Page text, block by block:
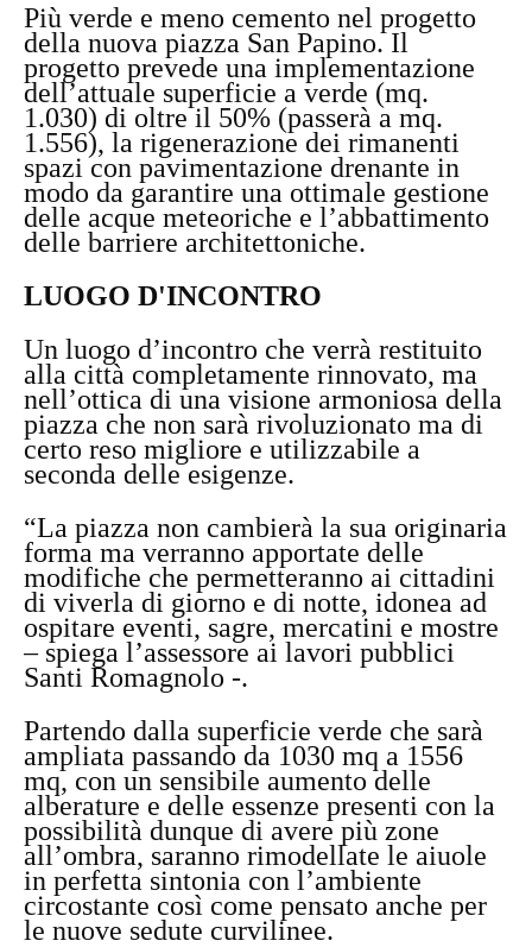
Più verde e meno cemento nel progetto
della nuova piazza San Papino. Il
progetto prevede una implementazione
dell’attuale superficie a verde (mq.
1.030) di oltre il 50% (passerà a mq.
1.556), la rigenerazione dei rimanenti
spazi con pavimentazione drenante in
modo da garantire una ottimale gestione
delle acque meteoriche e l’abbattimento
delle barriere architettoniche.
LUOGO D'INCONTRO
Un luogo d’incontro che verrà restituito
alla città completamente rinnovato, ma
nell’ottica di una visione armoniosa della
piazza che non sarà rivoluzionato ma di
certo reso migliore e utilizzabile a
seconda delle esigenze.
“La piazza non cambierà la sua originaria
forma ma verranno apportate delle
modifiche che permetteranno ai cittadini
di viverla di giorno e di notte, idonea ad
ospitare eventi, sagre, mercatini e mostre
– spiega l’assessore ai lavori pubblici
Santi Romagnolo -.
Partendo dalla superficie verde che sarà
ampliata passando da 1030 mq a 1556
mq, con un sensibile aumento delle
alberature e delle essenze presenti con la
possibilità dunque di avere più zone
all’ombra, saranno rimodellate le aiuole
in perfetta sintonia con l’ambiente
circostante così come pensato anche per
le nuove sedute curvilinee.